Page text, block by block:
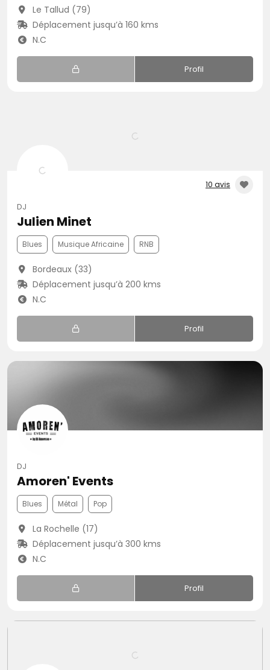
Le Tallud (79)
Déplacement jusqu’à 160 kms
N.C
Profil
10 avis
DJ
Julien Minet
Blues Musique Africaine RNB
Bordeaux (33)
Déplacement jusqu’à 200 kms
N.C
Profil
DJ
Amoren' Events
Blues Métal Pop
La Rochelle (17)
Déplacement jusqu’à 300 kms
N.C
Profil